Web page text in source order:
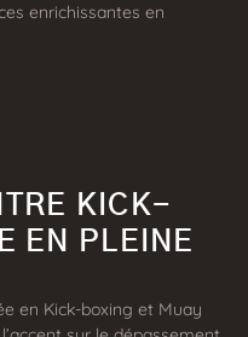
enrichissantes en
KICK-
EN PLEINE
en Kick-boxing et Muay